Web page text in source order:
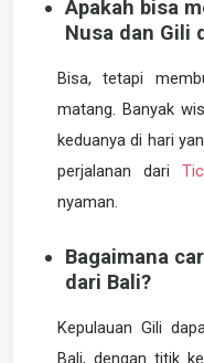
Apakah bisa
Nusa dan Gili
Bisa, tetapi
matang. Banyak
keduanya di hari
perjalanan dari
nyaman.
Bagaimana
dari Bali?
Kepulauan Gili
Bali, dengan titik